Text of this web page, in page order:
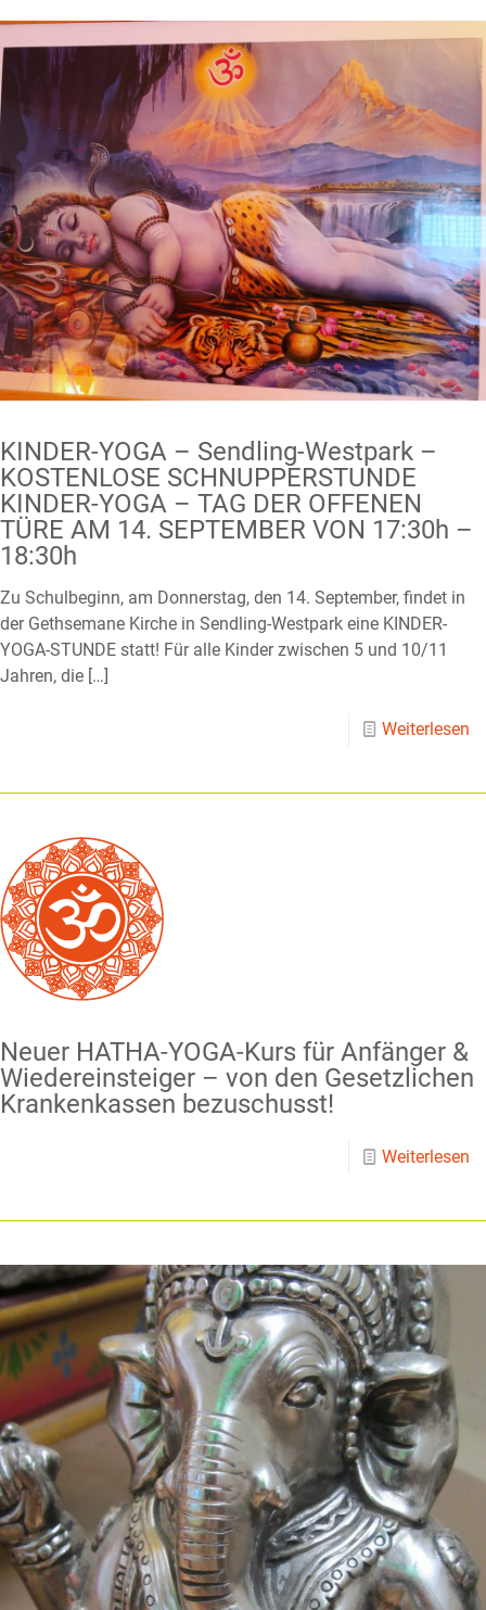
KINDER-YOGA – Sendling-Westpark –
KOSTENLOSE SCHNUPPERSTUNDE
KINDER-YOGA – TAG DER OFFENEN
TÜRE AM 14. SEPTEMBER VON 17:30h –
18:30h
Zu Schulbeginn, am Donnerstag, den 14. September, findet in
der Gethsemane Kirche in Sendling-Westpark eine KINDER-
YOGA-STUNDE statt! Für alle Kinder zwischen 5 und 10/11
Jahren, die […]
Weiterlesen
Neuer HATHA-YOGA-Kurs für Anfänger &
Wiedereinsteiger – von den Gesetzlichen
Krankenkassen bezuschusst!
Weiterlesen